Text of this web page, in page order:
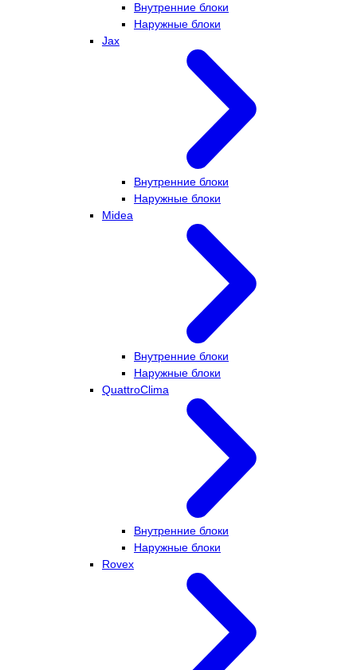
Внутренние блоки
Наружные блоки
Jax
Внутренние блоки
Наружные блоки
Midea
Внутренние блоки
Наружные блоки
QuattroClima
Внутренние блоки
Наружные блоки
Rovex